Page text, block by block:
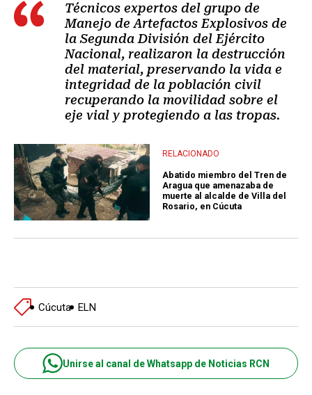
Técnicos expertos del grupo de
Manejo de Artefactos Explosivos de
la Segunda División del Ejército
Nacional, realizaron la destrucción
del material, preservando la vida e
integridad de la población civil
recuperando la movilidad sobre el
eje vial y protegiendo a las tropas.
RELACIONADO
Abatido miembro del Tren de
Aragua que amenazaba de
muerte al alcalde de Villa del
Rosario, en Cúcuta
Cúcuta ELN
Unirse al canal de Whatsapp de Noticias RCN